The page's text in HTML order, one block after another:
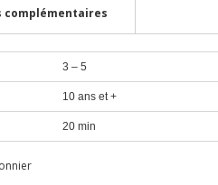
3 – 5
10 ans et +
20 min